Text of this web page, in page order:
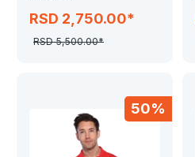
RSD 2,750.00*
RSD 5,500.00*
50%